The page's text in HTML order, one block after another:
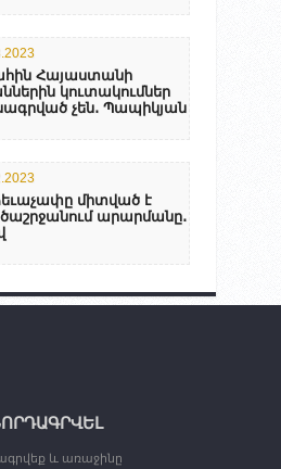
Հայաստանի
կուտակումներ
չեն․ Պապիկյան
միտված է
արարմանը․
և առաջինը